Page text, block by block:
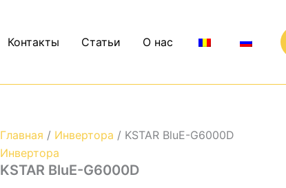
Контакты Статьи О нас
Главная / Инвертора / KSTAR BluE-G6000D
Инвертора
KSTAR BluE-G6000D
G6000D